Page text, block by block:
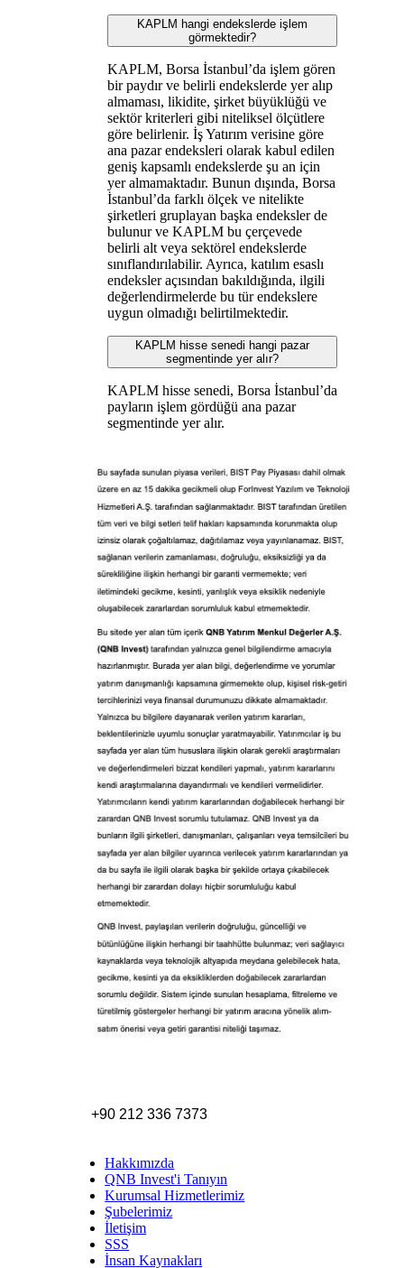
KAPLM hangi endekslerde işlem
görmektedir?
KAPLM, Borsa İstanbul’da işlem gören
bir paydır ve belirli endekslerde yer alıp
almaması, likidite, şirket büyüklüğü ve
sektör kriterleri gibi niteliksel ölçütlere
göre belirlenir. İş Yatırım verisine göre
ana pazar endeksleri olarak kabul edilen
geniş kapsamlı endekslerde şu an için
yer almamaktadır. Bunun dışında, Borsa
İstanbul’da farklı ölçek ve nitelikte
şirketleri gruplayan başka endeksler de
bulunur ve KAPLM bu çerçevede
belirli alt veya sektörel endekslerde
sınıflandırılabilir. Ayrıca, katılım esaslı
endeksler açısından bakıldığında, ilgili
değerlendirmelerde bu tür endekslere
uygun olmadığı belirtilmektedir.
KAPLM hisse senedi hangi pazar
segmentinde yer alır?
KAPLM hisse senedi, Borsa İstanbul’da
payların işlem gördüğü ana pazar
segmentinde yer alır.
+90 212 336 7373
Hakkımızda
QNB Invest'i Tanıyın
Kurumsal Hizmetlerimiz
Şubelerimiz
İletişim
SSS
İnsan Kaynakları